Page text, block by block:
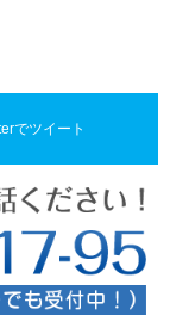
でツイート